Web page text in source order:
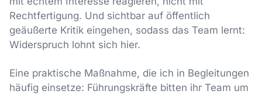
Rechtfertigung. Und sichtbar auf öffentlich
geäußerte Kritik eingehen, sodass das Team lernt:
Widerspruch lohnt sich hier.
Eine praktische Maßnahme, die ich in Begleitungen
häufig einsetze: Führungskräfte bitten ihr Team um